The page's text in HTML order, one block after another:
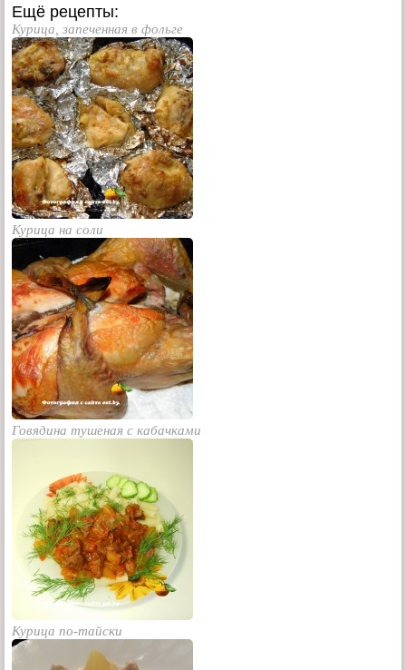
Ещё рецепты:
Курица, запеченная в фольге
Курица на соли
Говядина тушеная с кабачками
Курица по-тайски